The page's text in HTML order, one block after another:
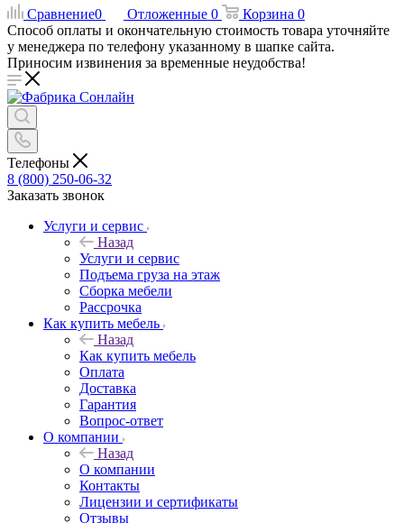
Сравнение0 Отложенные 0 Корзина 0
Способ оплаты и окончательную стоимость товара уточняйте
у менеджера по телефону указанному в шапке сайта.
Приносим извинения за временные неудобства!
Телефоны
8 (800) 250-06-32
Заказать звонок
Услуги и сервис
Назад
Услуги и сервис
Подъема груза на этаж
Сборка мебели
Рассрочка
Как купить мебель
Назад
Как купить мебель
Оплата
Доставка
Гарантия
Вопрос-ответ
О компании
Назад
О компании
Контакты
Лицензии и сертификаты
Отзывы